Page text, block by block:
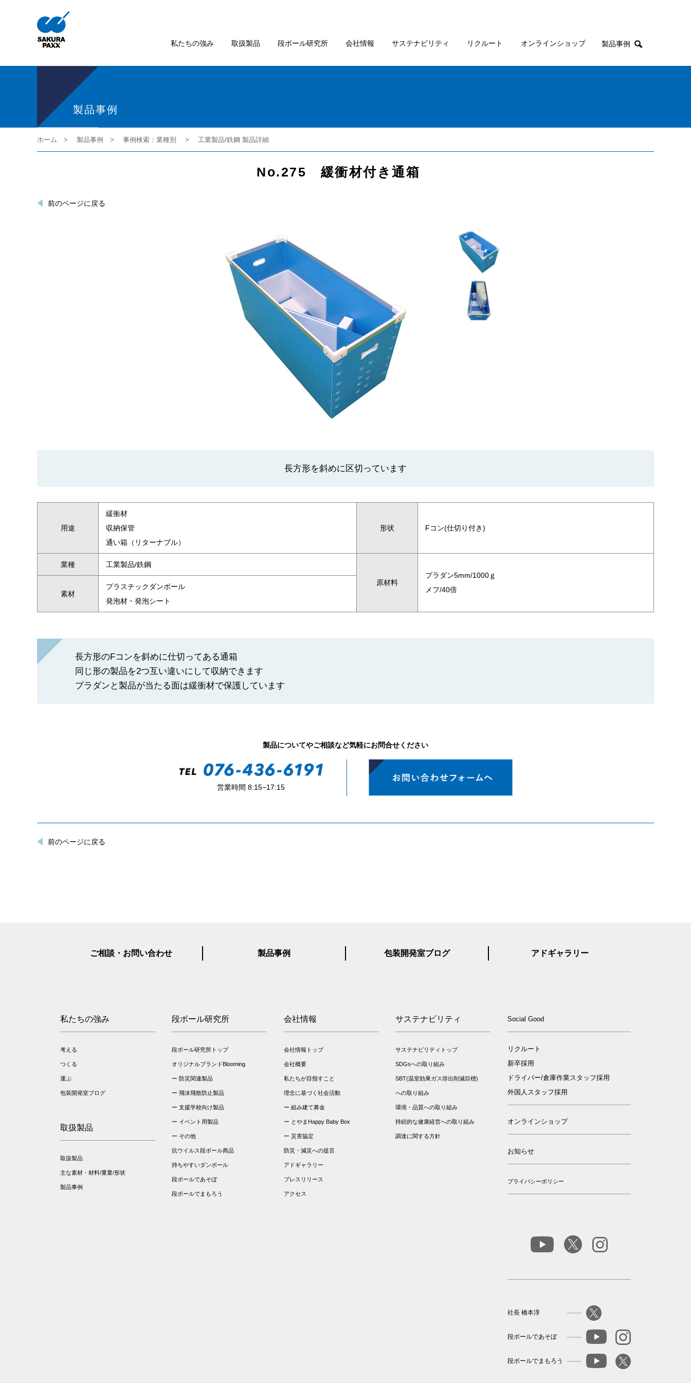
私たちの強み 取扱製品 段ボール研究所 会社情報 サステナビリティ リクルート オンラインショップ 製品事例
製品事例
ホーム 製品事例 事例検索：業種別 工業製品/鉄鋼 製品詳細
No.275 緩衝材付き通箱
前のページに戻る
長方形を斜めに区切っています
用途
緩衝材
収納保管
通い箱（リターナブル）
形状 Fコン(仕切り付き)
業種 工業製品/鉄鋼
原材料
プラダン5mm/1000ｇ
メフ/40倍
素材
プラスチックダンボール
発泡材・発泡シート
長方形のFコンを斜めに仕切ってある通箱
同じ形の製品を2つ互い違いにして収納できます
プラダンと製品が当たる面は緩衝材で保護しています
製品についてやご相談など気軽にお問合せください
営業時間 8:15−17:15
前のページに戻る
ご相談・お問い合わせ 製品事例 包装開発室ブログ アドギャラリー
私たちの強み
考える
つくる
運ぶ
包装開発室ブログ
取扱製品
取扱製品
主な素材・材料/重量/形状
製品事例
段ボール研究所
段ボール研究所トップ
オリジナルブランドBlooming
防災関連製品
飛沫飛散防止製品
支援学校向け製品
イベント用製品
その他
抗ウイルス段ボール商品
持ちやすいダンボール
段ボールであそぼ
段ボールでまもろう
会社情報
会社情報トップ
会社概要
私たちが目指すこと
理念に基づく社会活動
組み建て募金
とやまHappy Baby Box
災害協定
防災・減災への提言
アドギャラリー
プレスリリース
アクセス
サステナビリティ
サステナビリティトップ
SDGsへの取り組み
SBT(温室効果ガス排出削減目標)
への取り組み
環境・品質への取り組み
持続的な健康経営への取り組み
調達に関する方針
Social Good
リクルート
新卒採用
ドライバー/倉庫作業スタッフ採用
外国人スタッフ採用
オンラインショップ
お知らせ
プライバシーポリシー
社長 橋本淳
段ボールであそぼ
段ボールでまもろう